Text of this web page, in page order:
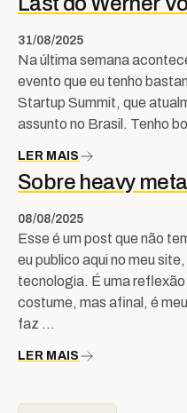
31/08/2025
Na última semana
evento que eu tenho
Startup Summit, que
assunto no Brasil. Tenho
LER MAIS
Sobre heavy
08/08/2025
Esse é um post que não
eu publico aqui no meu
tecnologia. É uma
costume, mas afinal, é
faz …
LER MAIS